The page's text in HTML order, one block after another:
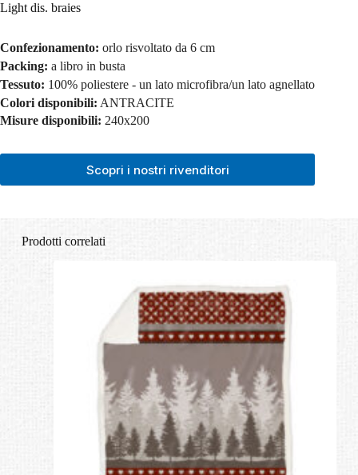
Light dis. braies
Confezionamento: orlo risvoltato da 6 cm
Packing: a libro in busta
Tessuto: 100% poliestere - un lato microfibra/un lato agnellato
Colori disponibili: ANTRACITE
Misure disponibili: 240x200
Scopri i nostri rivenditori
Prodotti correlati